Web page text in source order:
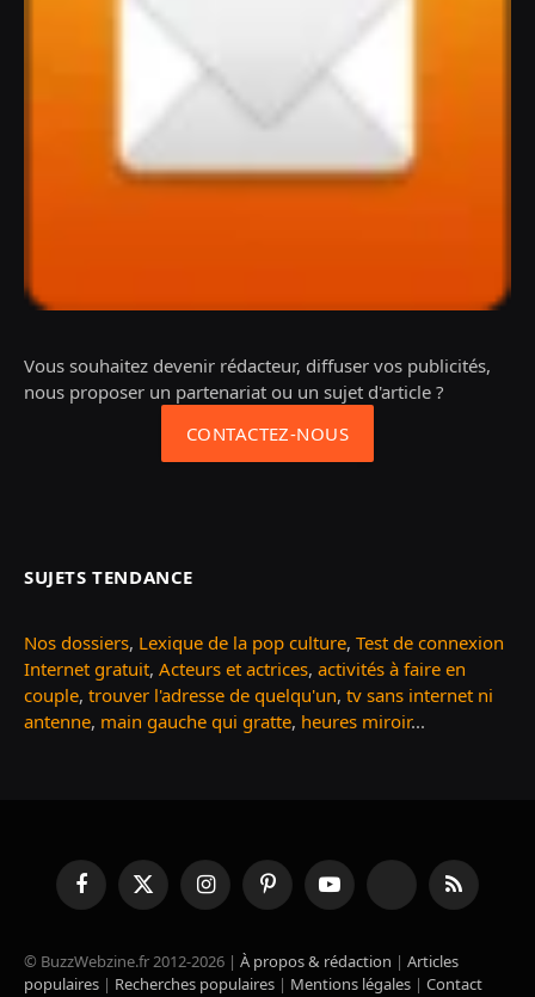
Vous souhaitez devenir rédacteur, diffuser vos publicités,
nous proposer un partenariat ou un sujet d'article ?
CONTACTEZ-NOUS
SUJETS TENDANCE
Nos dossiers, Lexique de la pop culture, Test de connexion
Internet gratuit, Acteurs et actrices, activités à faire en
couple, trouver l'adresse de quelqu'un, tv sans internet ni
antenne, main gauche qui gratte, heures miroir...
FacebookX
(Twitter)
InstagramPinterestYouTube TikTok RSS
© BuzzWebzine.fr 2012-2026 | À propos & rédaction | Articles
populaires | Recherches populaires | Mentions légales | Contact